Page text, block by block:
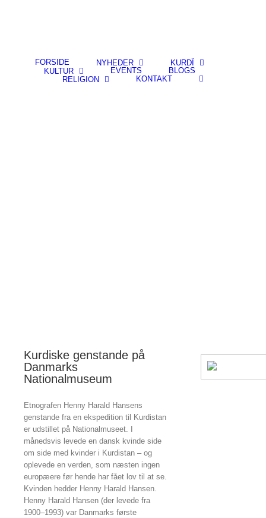
FORSIDE NYHEDER
KURDÎ
KULTUR
EVENTS
BLOGS
RELIGION
KONTAKT
Kurdiske genstande på
Danmarks
Nationalmuseum
Etnografen Henny Harald Hansens
genstande fra en ekspedition til Kurdistan
er udstillet på Nationalmuseet. I
månedsvis levede en dansk kvinde side
om side med kvinder i Kurdistan – og
oplevede en verden, som næsten ingen
europæere før hende har fået lov til at se.
Kvinden hedder Henny Harald Hansen.
Henny Harald Hansen (der levede fra
1900–1993) var Danmarks første